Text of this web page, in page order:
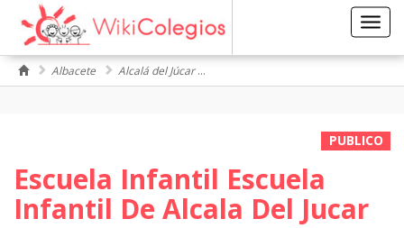
Albacete Alcalá del Júcar
PUBLICO
Escuela Infantil Escuela
Infantil De Alcala Del Jucar